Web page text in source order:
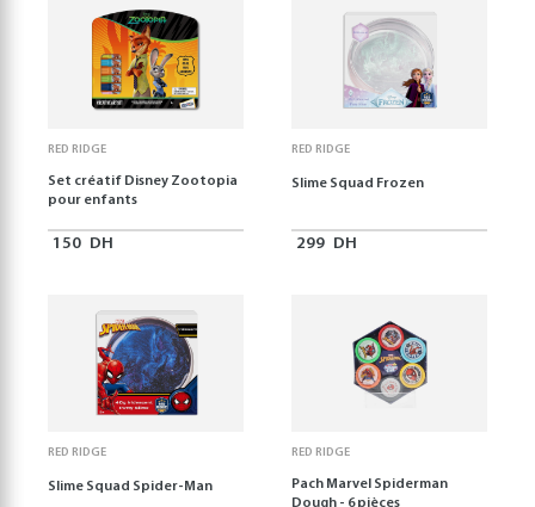
RED RIDGE
Set créatif Disney Zootopia
pour enfants
150 DH
RED RIDGE
Slime Squad Frozen
299 DH
RED RIDGE
Slime Squad Spider-Man
RED RIDGE
Pach Marvel Spiderman
Dough - 6 pièces